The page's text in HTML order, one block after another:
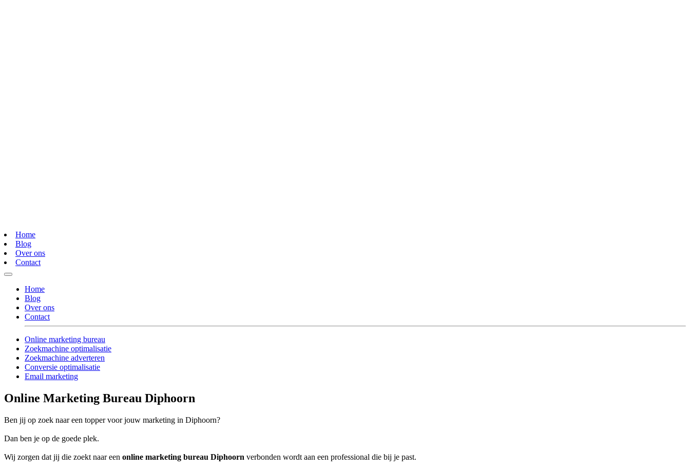
Home
Blog
Over ons
Contact
Home
Blog
Over ons
Contact
Online marketing bureau
Zoekmachine optimalisatie
Zoekmachine adverteren
Conversie optimalisatie
Email marketing
Online Marketing Bureau Diphoorn
Ben jij op zoek naar een topper voor jouw marketing in Diphoorn?
Dan ben je op de goede plek.
Wij zorgen dat jij die zoekt naar een online marketing bureau Diphoorn verbonden wordt aan een professional die bij je past.